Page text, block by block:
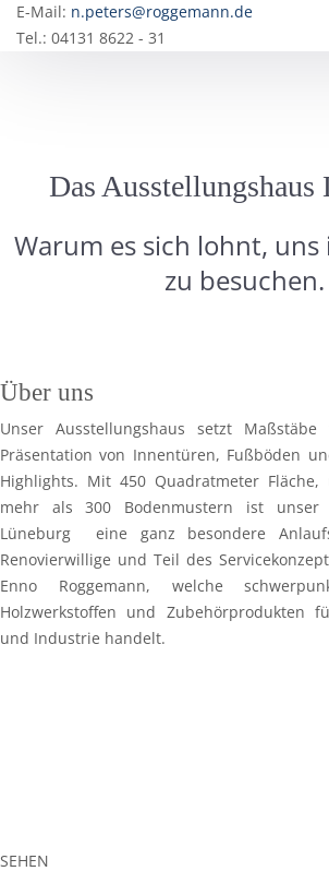
E-Mail: n.peters@roggemann.de
Tel.: 04131 8622 - 31
Das Ausstellungshaus
Warum es sich lohnt,
zu besuchen.
Über uns
Unser Ausstellungshaus setzt
Präsentation von Innentüren, Fußböden
Highlights. Mit 450 Quadratmeter
mehr als 300 Bodenmustern ist unser
Lüneburg eine ganz besondere
Renovierwillige und Teil des
Enno Roggemann, welche
Holzwerkstoffen und Zubehörprodukten
und Industrie handelt.
SEHEN